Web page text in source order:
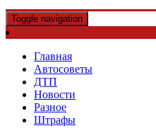
Toggle navigation
Главная
Автосоветы
ДТП
Новости
Разное
Штрафы